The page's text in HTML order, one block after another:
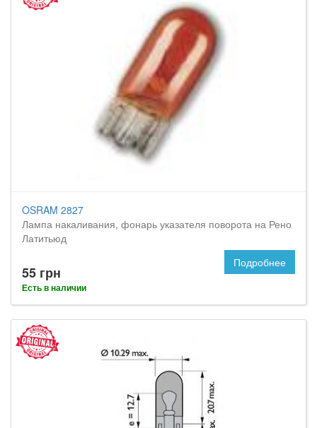
OSRAM 2827
Лампа накаливания, фонарь указателя поворота на Рено
Латитьюд
55 грн
Есть в наличии
Подробнее